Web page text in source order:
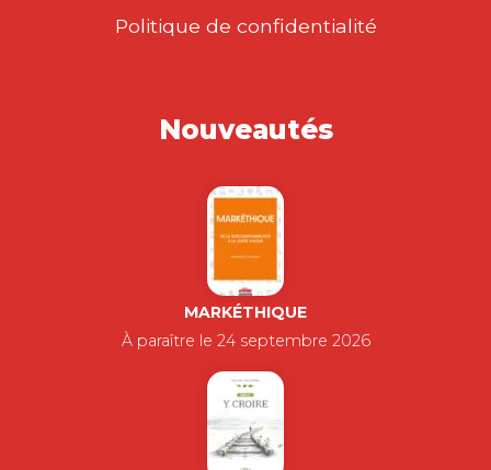
Politique de confidentialité
Nouveautés
MARKÉTHIQUE
À paraître le 24 septembre 2026